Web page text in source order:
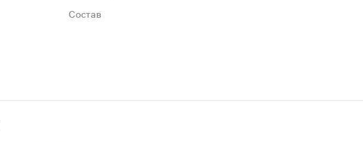
Состав